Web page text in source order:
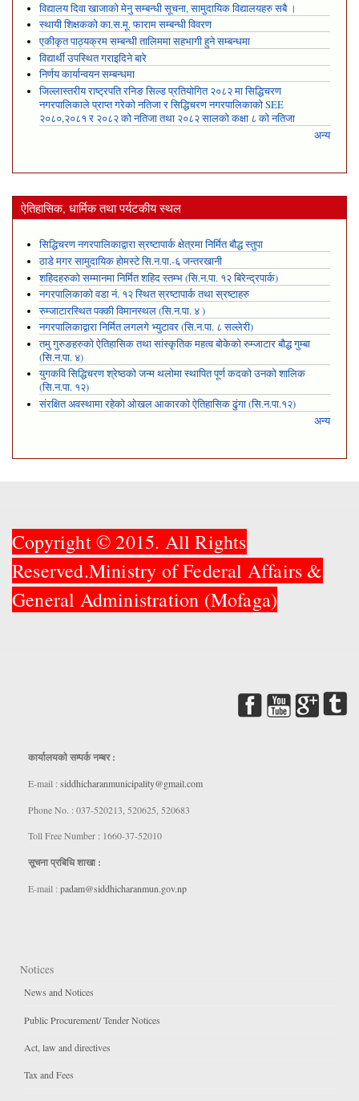
विद्यालय दिवा खाजाको मेनु सम्बन्धी सूचना, सामुदायिक विद्यालयहरु सबै ।
स्थायी शिक्षकको का.स.मू. फाराम सम्बन्धी विवरण
एकीकृत पाठ्यक्रम सम्बन्धी तालिममा सहभागी हुने सम्बन्धमा
विद्यार्थी उपस्थित गराइदिने बारे
निर्णय कार्यान्वयन सम्बन्धमा
जिल्लास्तरीय राष्ट्रपति रनिङ सिल्ड प्रतियोगित २०८२ मा सिद्धिचरण
नगरपालिकाले प्राप्त गरेकाे नतिजा र सिद्धिचरण नगरपालिकाको SEE
२०८०,२०८१ र २०८२ को नतिजा तथा २०८२ सालको कक्षा ८ को नतिजा
अन्य
ऐतिहासिक, धार्मिक तथा पर्यटकीय स्थल
सिद्धिचरण नगरपालिकाद्वारा स्रष्टापार्क क्षेत्रमा निर्मित बौद्ध स्तुपा
ठाडे मगर सामुदायिक होमस्टे सि.न.पा.-६ जन्तरखानी
शहिदहरुको सम्मानमा निर्मित शहिद स्तम्भ (सि.न.पा. १२ बिरेन्द्रपार्क)
नगरपालिकाको वडा नं. १२ स्थित स्रष्टापार्क तथा स्रष्टाहरु
रुम्जाटारस्थित पक्की विमानस्थल (सि.न.पा. ४ )
नगरपालिकाद्वारा निर्मित लगलगे भ्युटावर (सि.न.पा. ८ सल्लेरी)
तमु गुरुङहरुको ऐतिहासिक तथा सांस्कृतिक महत्व बोकेको रुम्जाटार बौद्ध गुम्बा
(सि.न.पा. ४)
युगकवि सिद्धिचरण श्रेष्ठको जन्म थलोमा स्थापित पूर्ण कदको उनको शालिक
(सि.न.पा. १२)
संरक्षित अवस्थामा रहेको ओखल आकारको ऐतिहासिक ढुंगा (सि.न.पा.१२)
अन्य
Copyright © 2015. All Rights
Reserved.Ministry of Federal Affairs &
General Administration (Mofaga)
कार्यालयकाे सम्पर्क नम्बर :
E-mail : siddhicharanmunicipality@gmail.com
Phone No. : 037-520213, 520625, 520683
Toll Free Number : 1660-37-52010
सूचना प्रबिधि शाखा :
E-mail : padam@siddhicharanmun.gov.np
Notices
News and Notices
Public Procurement/ Tender Notices
Act, law and directives
Tax and Fees